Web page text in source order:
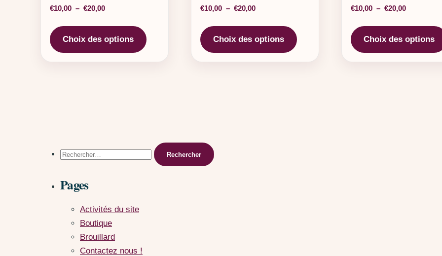
€10,00 – €20,00Plage de prix : €10,00 à €20,00
Choix des options
Ce produit a plusieurs variations. Les options peuvent être choisies sur la page
€10,00 – €20,00Plage de prix : €10,00 à €20,00
Choix des options
Ce produit a plusieurs variations. Les
€10,00 – €20,00Plage de
Choix des options
Rechercher :
Pages
Activités du site
Boutique
Brouillard
Contactez nous !